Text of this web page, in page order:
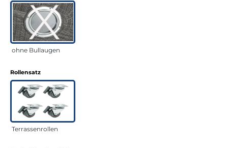
ohne Bullaugen
Rollensatzauswählen
Terrassenrollen